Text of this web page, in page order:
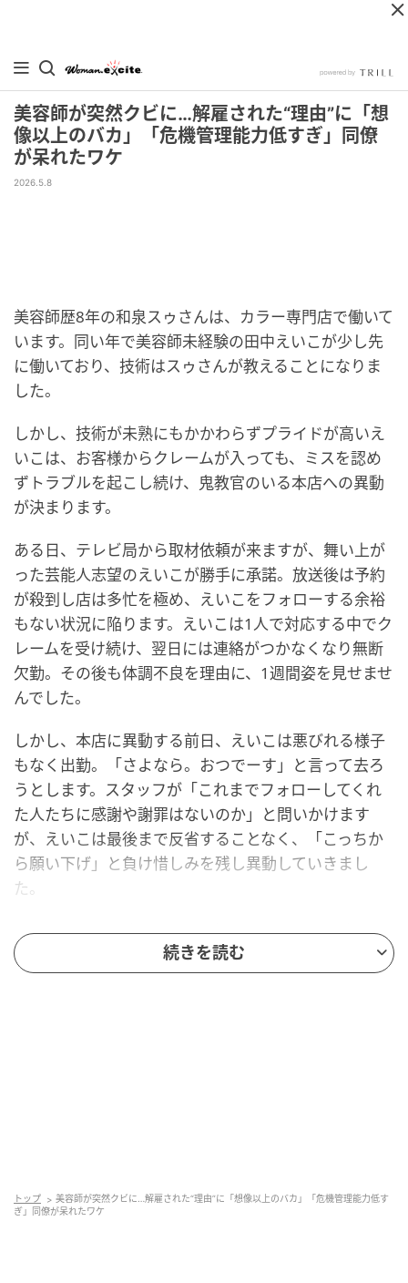
美容師が突然クビに…解雇された“理由”に「想
像以上のバカ」「危機管理能力低すぎ」同僚
が呆れたワケ
2026.5.8
美容師歴8年の和泉スゥさんは、カラー専門店で働いて
います。同い年で美容師未経験の田中えいこが少し先
に働いており、技術はスゥさんが教えることになりま
した。
しかし、技術が未熟にもかかわらずプライドが高いえ
いこは、お客様からクレームが入っても、ミスを認め
ずトラブルを起こし続け、鬼教官のいる本店への異動
が決まります。
ある日、テレビ局から取材依頼が来ますが、舞い上が
った芸能人志望のえいこが勝手に承諾。放送後は予約
が殺到し店は多忙を極め、えいこをフォローする余裕
もない状況に陥ります。えいこは1人で対応する中でク
レームを受け続け、翌日には連絡がつかなくなり無断
欠勤。その後も体調不良を理由に、1週間姿を見せませ
んでした。
しかし、本店に異動する前日、えいこは悪びれる様子
もなく出勤。「さよなら。おつでーす」と言って去ろ
うとします。スタッフが「これまでフォローしてくれ
た人たちに感謝や謝罪はないのか」と問いかけます
が、えいこは最後まで反省することなく、「こっちか
ら願い下げ」と負け惜しみを残し異動していきまし
た。
和泉スゥさんの『クレームを押し付ける同僚と戦った
話』をご覧ください。続きを読む
トップ
美容師が突然クビに…解雇された“理由”に「想像以上のバカ」「危機管理能力低す
ぎ」同僚が呆れたワケ